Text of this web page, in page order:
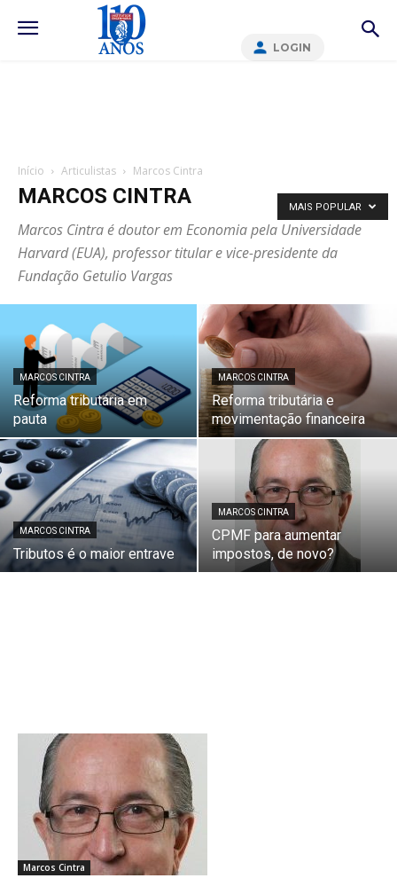
LOGIN
Início Articulistas Marcos Cintra
MARCOS CINTRA
Marcos Cintra é doutor em Economia pela Universidade
Harvard (EUA), professor titular e vice-presidente da
Fundação Getulio Vargas
MAIS POPULAR
MARCOS CINTRA
Reforma tributária em
pauta
MARCOS CINTRA
Reforma tributária e
movimentação financeira
MARCOS CINTRA
Tributos é o maior entrave
MARCOS CINTRA
CPMF para aumentar
impostos, de novo?
Marcos Cintra